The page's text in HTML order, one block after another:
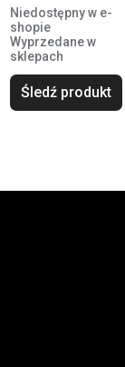
Niedostępny w e-
shopie
Wyprzedane w
sklepach
Śledź produkt